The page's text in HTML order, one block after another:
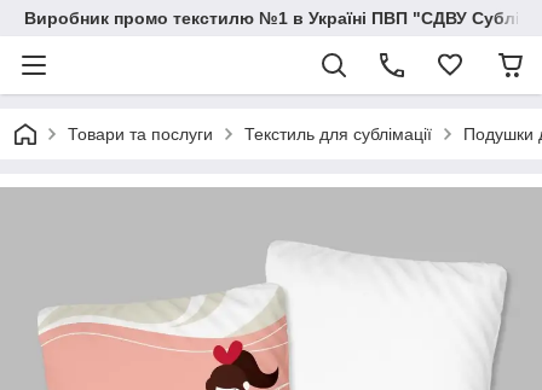
Виробник промо текстилю №1 в Україні ПВП "СДВУ
Товари та послуги Текстиль для сублімації Подушки